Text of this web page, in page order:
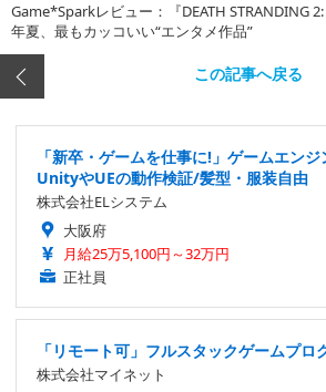
Game*Sparkレビュー：『DEATH STRANDING
年夏、最もカッコいい“エンタメ作品”
この記事へ戻る
「新卒・ゲームを仕事に!」ゲームエン
UnityやUEの動作検証/髪型・服装自由
株式会社ELシステム
大阪府
月給25万5,100円～32万円
正社員
「リモート可」フルスタックゲームプロ
株式会社マイネット